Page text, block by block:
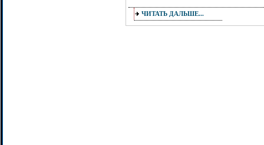
ЧИТАТЬ ДАЛЬШЕ...